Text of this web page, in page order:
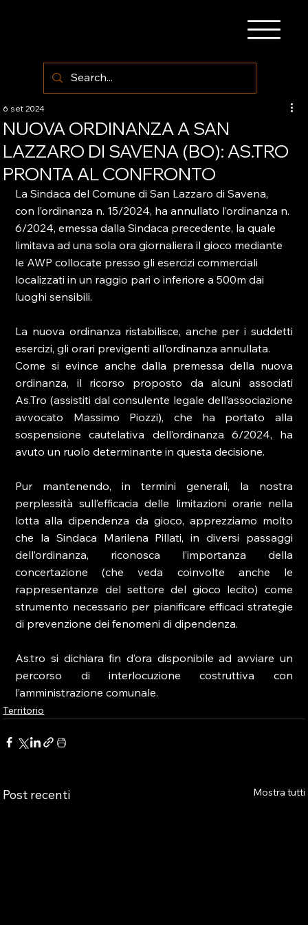
NUOVA ORDINANZA A SAN
LAZZARO DI SAVENA (BO): AS.TRO
PRONTA AL CONFRONTO
6 set 2024
La Sindaca del Comune di San Lazzaro di Savena,
con l’ordinanza n. 15/2024, ha annullato l’ordinanza n.
6/2024, emessa dalla Sindaca precedente, la quale
limitava ad una sola ora giornaliera il gioco mediante
le AWP collocate presso gli esercizi commerciali
localizzati in un raggio pari o inferiore a 500m dai
luoghi sensibili.
La nuova ordinanza ristabilisce, anche per i suddetti
esercizi, gli orari previgenti all’ordinanza annullata.
Come si evince anche dalla premessa della nuova
ordinanza, il ricorso proposto da alcuni associati
As.Tro (assistiti dal consulente legale dell’associazione
avvocato Massimo Piozzi), che ha portato alla
sospensione cautelativa dell’ordinanza 6/2024, ha
avuto un ruolo determinante in questa decisione.
Pur mantenendo, in termini generali, la nostra
perplessità sull’efficacia delle limitazioni orarie nella
lotta alla dipendenza da gioco, apprezziamo molto
che la Sindaca Marilena Pillati, in diversi passaggi
dell’ordinanza, riconosca l’importanza della
concertazione (che veda coinvolte anche le
rappresentanze del settore del gioco lecito) come
strumento necessario per pianificare efficaci strategie
di prevenzione dei fenomeni di dipendenza.
As.tro si dichiara fin d’ora disponibile ad avviare un
percorso di interlocuzione costruttiva con
l’amministrazione comunale.
Territorio
Post recenti Mostra tutti